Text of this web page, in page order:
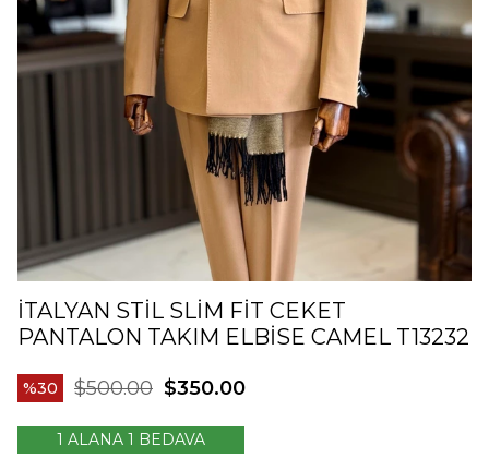
İTALYAN STIL SLIM FIT CEKET
PANTALON TAKIM ELBISE CAMEL T13232
30 $500.00 $350.00
1 ALANA 1 BEDAVA